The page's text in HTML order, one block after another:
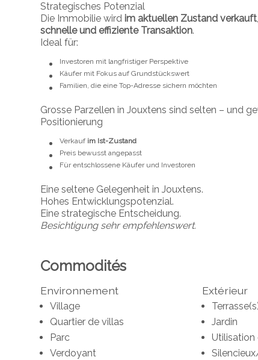
Strategisches Potenzial
Die Immobilie wird im aktuellen Zustand verkauft
schnelle und effiziente Transaktion.
Ideal für:
Investoren mit langfristiger Perspektive
Käufer mit Fokus auf Grundstückswert
Familien, die eine Top-Adresse sichern möchten
Grosse Parzellen in Jouxtens sind selten – und
Positionierung
Verkauf im Ist-Zustand
Preis bewusst angepasst
Für entschlossene Käufer und Investoren
Eine seltene Gelegenheit in Jouxtens.
Hohes Entwicklungspotenzial.
Eine strategische Entscheidung.
Besichtigung sehr empfehlenswert.
Commodités
Environnement
Village
Quartier de villas
Parc
Verdoyant
Extérieur
Jardin
Utilisation